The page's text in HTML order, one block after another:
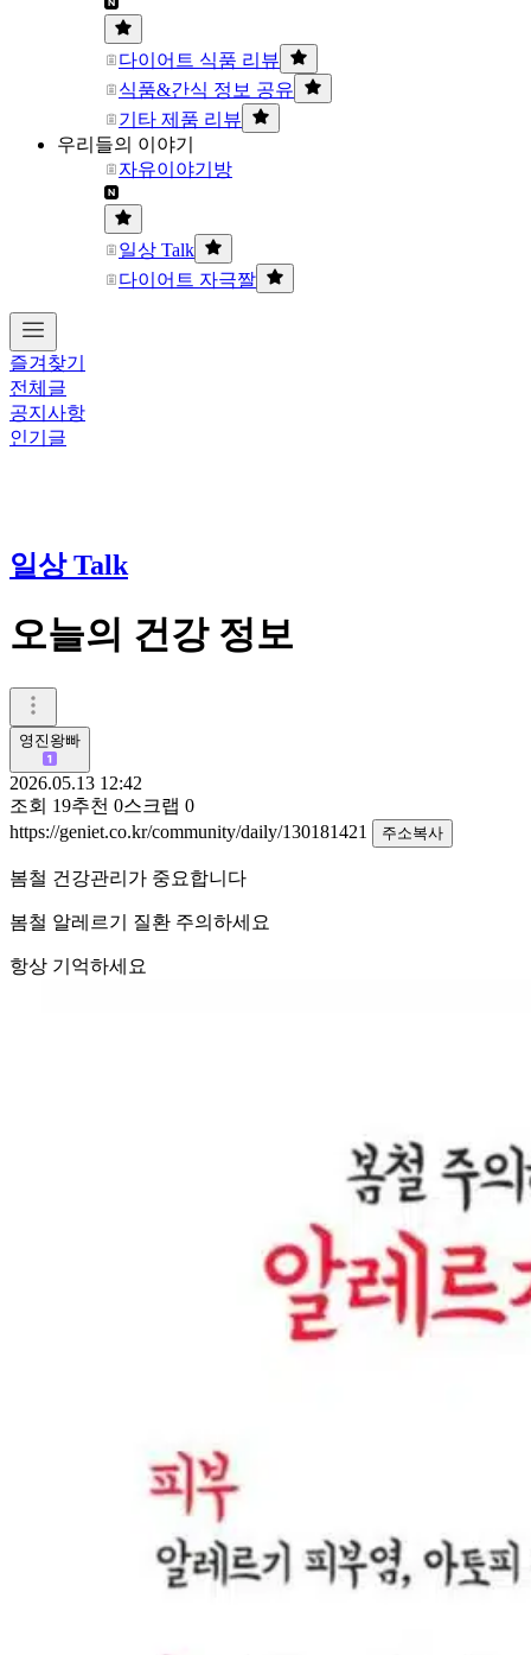
다이어트 식품 리뷰
식품&간식 정보 공유
기타 제품 리뷰
우리들의 이야기
자유이야기방
일상 Talk
다이어트 자극짤
즐겨찾기
전체글
공지사항
인기글
일상 Talk
오늘의 건강 정보
영진왕빠
2026.05.13 12:42
조회 19추천 0스크랩 0
https://geniet.co.kr/community/daily/130181421
주소복사
봄철 건강관리가 중요합니다
봄철 알레르기 질환 주의하세요
항상 기억하세요